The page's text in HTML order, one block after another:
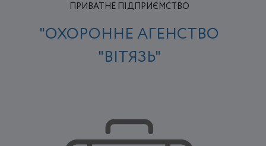
ПРИВАТНЕ ПІДПРИЄМСТВО
"ОХОРОННЕ АГЕНСТВО
"ВІТЯЗЬ"